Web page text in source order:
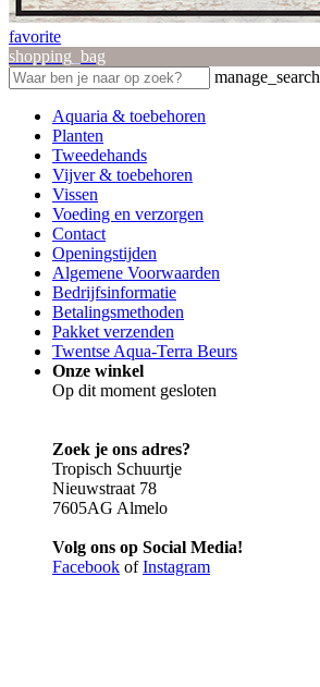
favorite
shopping_bag
manage_search
Aquaria & toebehoren
Planten
Tweedehands
Vijver & toebehoren
Vissen
Voeding en verzorgen
Contact
Openingstijden
Algemene Voorwaarden
Bedrijfsinformatie
Betalingsmethoden
Pakket verzenden
Twentse Aqua-Terra Beurs
Onze winkel
Op dit moment gesloten
Zoek je ons adres?
Tropisch Schuurtje
Nieuwstraat 78
7605AG Almelo
Volg ons op Social Media!
Facebook ofInstagram